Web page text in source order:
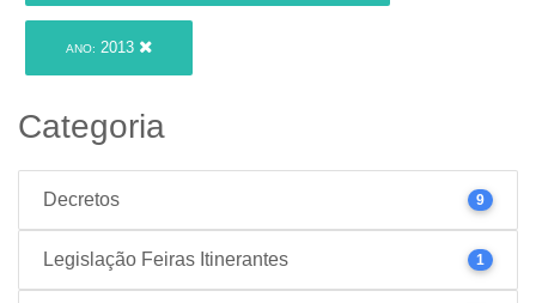
ANO: 2013
Categoria
Decretos 9
Legislação Feiras Itinerantes 1